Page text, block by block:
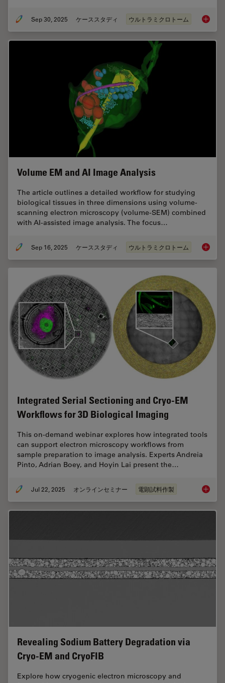
Sep 30, 2025 ケーススタディ ウルトラミクロトーム
Volume EM and AI Image Analysis
The article outlines a detailed workflow for studying
biological tissues in three dimensions using volume-
scanning electron microscopy (volume-SEM) combined
with AI-assisted image analysis. The focus…
Sep 16, 2025 ケーススタディ ウルトラミクロトーム Volume
Integrated Serial Sectioning and Cryo-EM
Workflows for 3D Biological Imaging
This on-demand webinar explores how integrated tools
can support electron microscopy workflows from
sample preparation to image analysis. Experts Andreia
Pinto, Adrian Boey, and Hoyin Lai present the…
Jul 22, 2025 オンラインセミナー 電顕試料作製
Revealing Sodium Battery Degradation via
Cryo-EM and CryoFIB
Explore how cryogenic electron microscopy and